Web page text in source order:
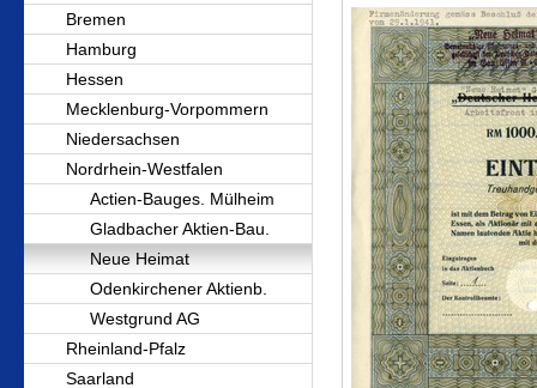
Bremen
Hamburg
Hessen
Mecklenburg-Vorpommern
Niedersachsen
Nordrhein-Westfalen
Actien-Bauges. Mülheim
Gladbacher Aktien-Bau.
Neue Heimat
Odenkirchener Aktienb.
Westgrund AG
Rheinland-Pfalz
Saarland